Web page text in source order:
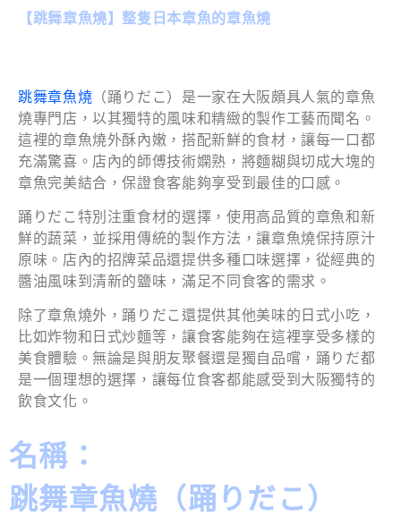
【跳舞章魚燒】整隻日本章魚的章魚燒
跳舞章魚燒 （踊りだこ）是一家在大阪頗具人氣的章魚
燒專門店，以其獨特的風味和精緻的製作工藝而聞名。
這裡的章魚燒外酥內嫩，搭配新鮮的食材，讓每一口都
充滿驚喜。店內的師傅技術嫻熟，將麵糊與切成大塊的
章魚完美結合，保證食客能夠享受到最佳的口感。
踊りだこ特別注重食材的選擇，使用高品質的章魚和新
鮮的蔬菜，並採用傳統的製作方法，讓章魚燒保持原汁
原味。店內的招牌菜品還提供多種口味選擇，從經典的
醬油風味到清新的鹽味，滿足不同食客的需求。
除了章魚燒外，踊りだこ還提供其他美味的日式小吃，
比如炸物和日式炒麵等，讓食客能夠在這裡享受多樣的
美食體驗。無論是與朋友聚餐還是獨自品嚐，踊りだ都
是一個理想的選擇，讓每位食客都能感受到大阪獨特的
飲食文化。
名稱：
跳舞章魚燒（踊りだこ）